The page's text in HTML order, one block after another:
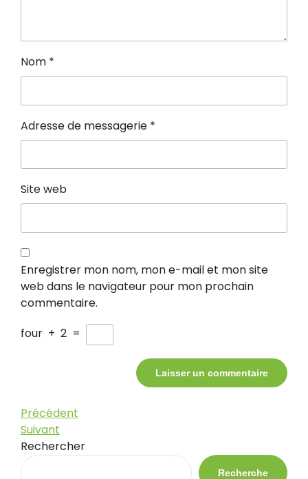
Nom *
Adresse de messagerie *
Site web
Enregistrer mon nom, mon e-mail et mon site
web dans le navigateur pour mon prochain
commentaire.
four + 2 =
Navigation
de
l’article
Article
précédent
Précédent
Article
suivant
Suivant
Rechercher
Recherche